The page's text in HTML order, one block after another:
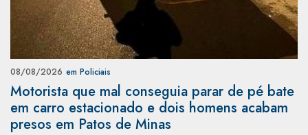
08/08/2026 em Policiais
Motorista que mal conseguia parar de pé bate
em carro estacionado e dois homens acabam
presos em Patos de Minas